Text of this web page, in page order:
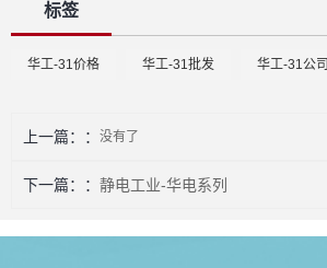
标签
华工-31价格 华工-31批发 华工-31公司
上一篇： 没有了
下一篇： 静电工业-华电系列